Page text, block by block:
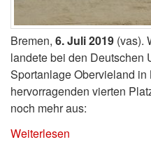
Bremen, 6. Juli 2019 (vas).
landete bei den Deutschen
Sportanlage Obervieland in
hervorragenden vierten
noch mehr aus:
Weiterlesen